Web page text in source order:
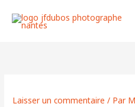
contenu
Laisser un commentaire / Par